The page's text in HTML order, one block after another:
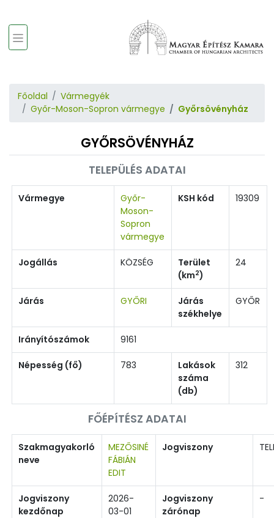
Főoldal
Vármegyék
Győr-Moson-Sopron vármegye
Győrsövényház
GYŐRSÖVÉNYHÁZ
TELEPÜLÉS ADATAI
Vármegye
Győr-
Moson-
Sopron
vármegye
KSH kód 19309
Jogállás KÖZSÉG
Terület
(km2)
24
Járás GYŐRI
Járás
székhelye
GYŐR
Irányítószámok 9161
Népesség (fő) 783
Lakások
száma
(db)
312
FŐÉPÍTÉSZ ADATAI
Szakmagyakorló
neve
MEZŐSINÉ
FÁBIÁN
EDIT
Jogviszony
Jogviszony
kezdőnap
2026-
03-01
Jogviszony
zárónap
-